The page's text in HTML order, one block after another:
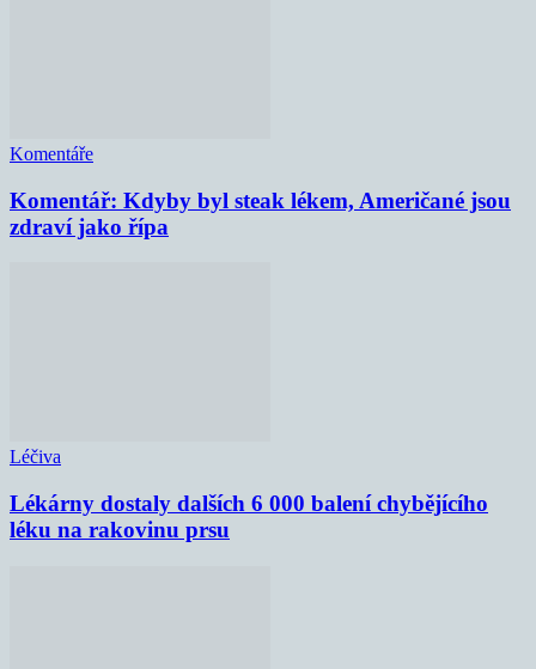
Komentáře
Komentář: Kdyby byl steak lékem, Američané jsou
zdraví jako řípa
Léčiva
Lékárny dostaly dalších 6 000 balení chybějícího
léku na rakovinu prsu